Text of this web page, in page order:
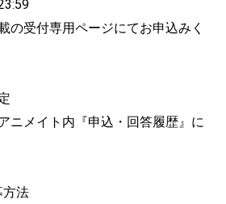
の受付専用ページにてお申込みく
ニメイト内『申込・回答履歴』に
方法